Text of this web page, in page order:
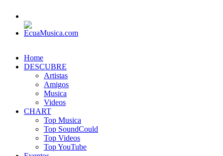
Home
DESCUBRE
Artistas
Amigos
Musica
Videos
CHART
Top Musica
Top SoundCould
Top Videos
Top YouTube